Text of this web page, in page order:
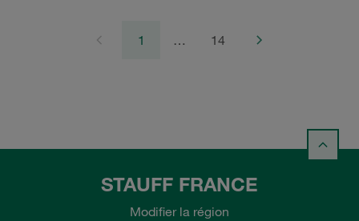
1 … 14
STAUFF FRANCE
Modifier la région